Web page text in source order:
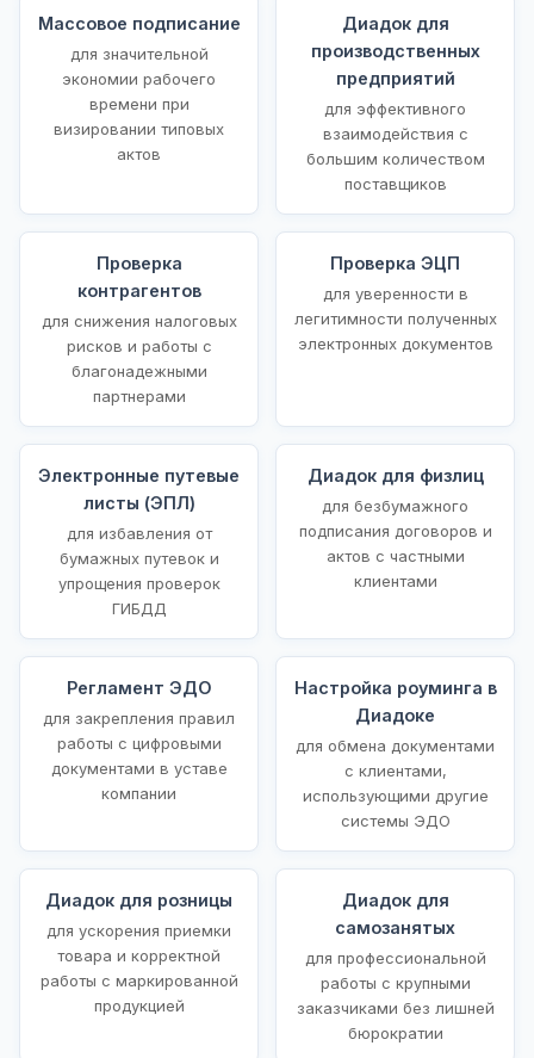
Массовое подписание
для значительной
экономии рабочего
времени при
визировании типовых
актов
Диадок для
производственных
предприятий
для эффективного
взаимодействия с
большим количеством
поставщиков
Проверка
контрагентов
для снижения налоговых
рисков и работы с
благонадежными
партнерами
Проверка ЭЦП
для уверенности в
легитимности полученных
электронных документов
Электронные путевые
листы (ЭПЛ)
для избавления от
бумажных путевок и
упрощения проверок
ГИБДД
Диадок для физлиц
для безбумажного
подписания договоров и
актов с частными
клиентами
Регламент ЭДО
для закрепления правил
работы с цифровыми
документами в уставе
компании
Настройка роуминга в
Диадоке
для обмена документами
с клиентами,
использующими другие
системы ЭДО
Диадок для розницы
для ускорения приемки
товара и корректной
работы с маркированной
продукцией
Диадок для
самозанятых
для профессиональной
работы с крупными
заказчиками без лишней
бюрократии